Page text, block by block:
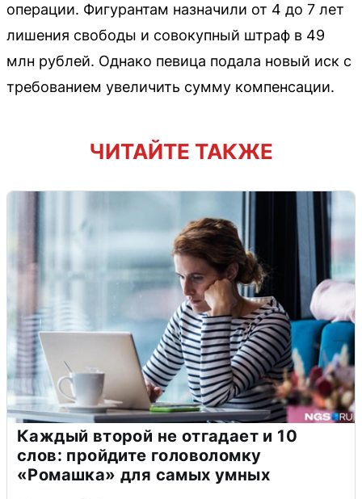
операции. Фигурантам назначили от 4 до 7 лет
лишения свободы и совокупный штраф в 49
млн рублей. Однако певица подала новый иск с
требованием увеличить сумму компенсации.
ЧИТАЙТЕ ТАКЖЕ
Каждый второй не отгадает и 10
слов: пройдите головоломку
«Ромашка» для самых умных